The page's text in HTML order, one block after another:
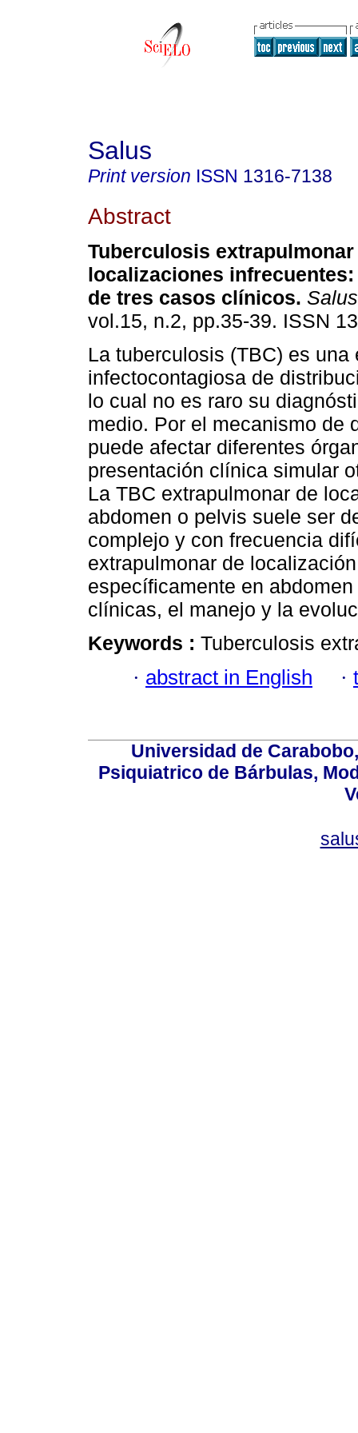
Salus
Print version ISSN 1316-7138
Abstract
Tuberculosis
localizaciones infrecuentes:
de tres casos clínicos. Salus
vol.15, n.2, pp.35-39. ISSN
La tuberculosis (TBC) es una
infectocontagiosa de
lo cual no es raro su
medio. Por el mecanismo de
puede afectar diferentes
presentación clínica simular
La TBC extrapulmonar de
abdomen o pelvis suele ser
complejo y con frecuencia
extrapulmonar de
específicamente en
clínicas, el manejo y la
Keywords : Tuberculosis
· abstract in English ·
Universidad de
Psiquiatrico de Bárbulas,